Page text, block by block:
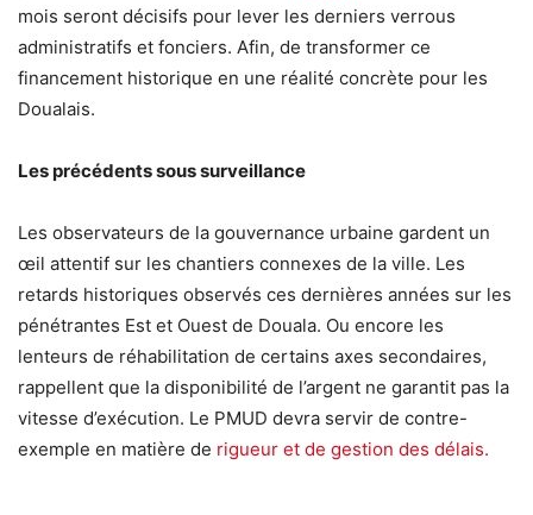
mois seront décisifs pour lever les derniers verrous
administratifs et fonciers. Afin, de transformer ce
financement historique en une réalité concrète pour les
Doualais.
Les précédents sous surveillance
Les observateurs de la gouvernance urbaine gardent un
œil attentif sur les chantiers connexes de la ville. Les
retards historiques observés ces dernières années sur les
pénétrantes Est et Ouest de Douala. Ou encore les
lenteurs de réhabilitation de certains axes secondaires,
rappellent que la disponibilité de l’argent ne garantit pas la
vitesse d’exécution. Le PMUD devra servir de contre-
exemple en matière de rigueur et de gestion des délais.